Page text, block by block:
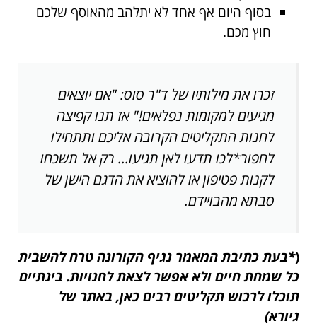
בסוף היום אף אחד לא יתלהב מהאוסף שלכם
חוץ מכם.
זכרו את מילותיו של ד"ר סוס: "אם יוצאים
מגיעים למקומות נפלאים!" אז תנו קפיצה
לחנות התקליטים הקרובה אליכם ותתחילו
לחפור*לכו תדעו לאן תגיעו... רק אל תשכחו
לקנות פטיפון או להוציא את הדגם הישן של
סבתא מהבויידם.
(*בעת כתיבת המאמר נגיף הקורונה טרח להשבית
כל שמחת חיים ולא אפשר לצאת לחנויות. בינתיים
תוכלו לרכוש תקליטים רבים כאן, באתר של
גיורא)